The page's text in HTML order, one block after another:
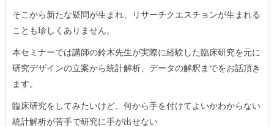
そこから新たな疑問が生まれ、リサーチクエスチョンが生まれる
ことも珍しくありません。
本セミナーでは講師の鈴木先生が実際に経験した臨床研究を元に
研究デザインの立案から統計解析、データの解釈までをお話頂き
ます。
臨床研究をしてみたいけど、何から手を付けてよいかわからない
統計解析が苦手で研究に手が出せない